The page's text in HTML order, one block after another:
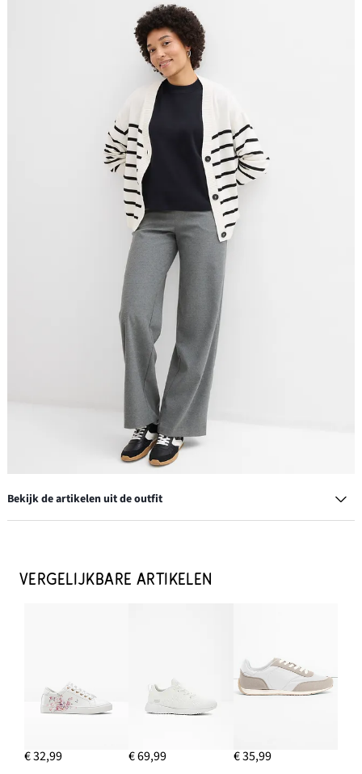
Bekijk de artikelen uit de outfit
€ 15,99
IN WINKELMANDJE
Creolen
VERGELIJKBARE ARTIKELEN
€ 32,99 € 69,99 € 35,99